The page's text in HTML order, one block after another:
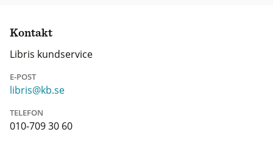
Kontakt
Libris kundservice
E-POST
libris@kb.se
TELEFON
010-709 30 60